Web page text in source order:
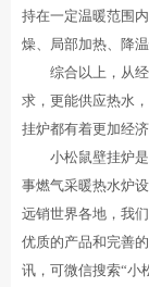
持在一定温暖范围
燥、局部加热、降
综合以上，从经
求，更能供应热水
挂炉都有着更加经济
小松鼠壁挂炉是
事燃气采暖热水炉
远销世界各地，我
优质的产品和完善
讯，可微信搜索“小